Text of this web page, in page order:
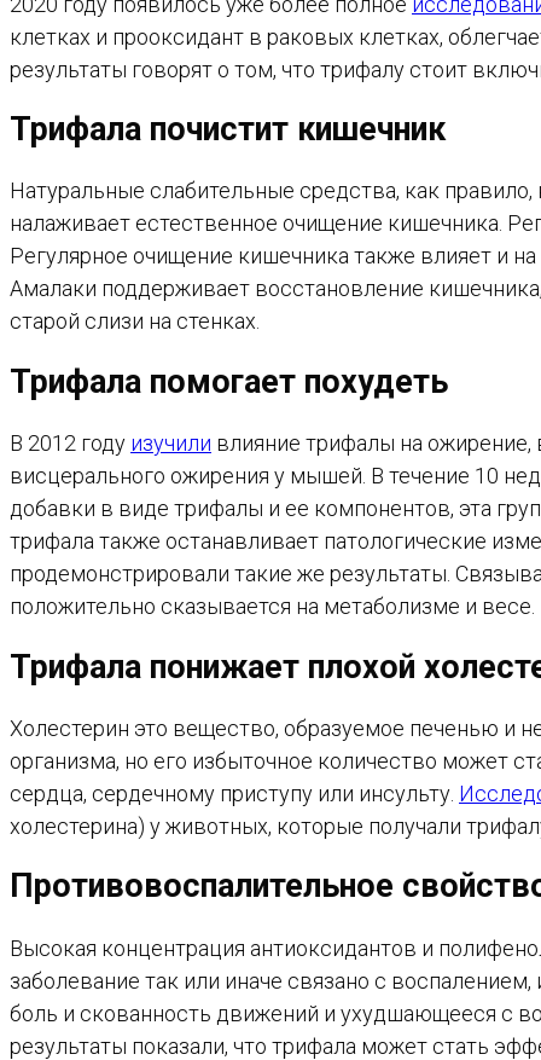
клетках и прооксидант в раковых клетках,
результаты говорят о том, что трифалу стоит
Трифала почистит кишечник
Натуральные слабительные средства, как
налаживает естественное очищение кишечника.
Регулярное очищение кишечника также влияет и
Амалаки поддерживает восстановление
старой слизи на стенках.
Трифала помогает похудеть
В 2012 году изучили влияние трифалы на
висцерального ожирения у мышей. В течение 10
добавки в виде трифалы и ее компонентов, эта
трифала также останавливает патологические
продемонстрировали такие же результаты.
положительно сказывается нa метаболизме и весе.
Трифала понижает плохой
Холестерин это вещество, образуемое печенью и
организма, но его избыточное количество может
сердца, сердечному приступу или инсульту.
холестерина) у животных, которые получали
Противовоспалительное
Высокая концентрация антиоксидантов и
заболевание так или иначе связано с
боль и скованность движений и ухудшающееся с
результаты показали, что трифала может стать